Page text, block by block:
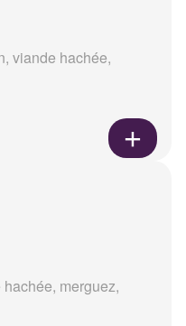
viande hachée,
merguez,